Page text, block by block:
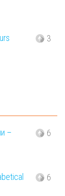
3
–
6
6